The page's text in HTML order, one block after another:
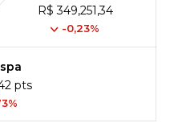
R$ 349,251,34
-0,23%
pts